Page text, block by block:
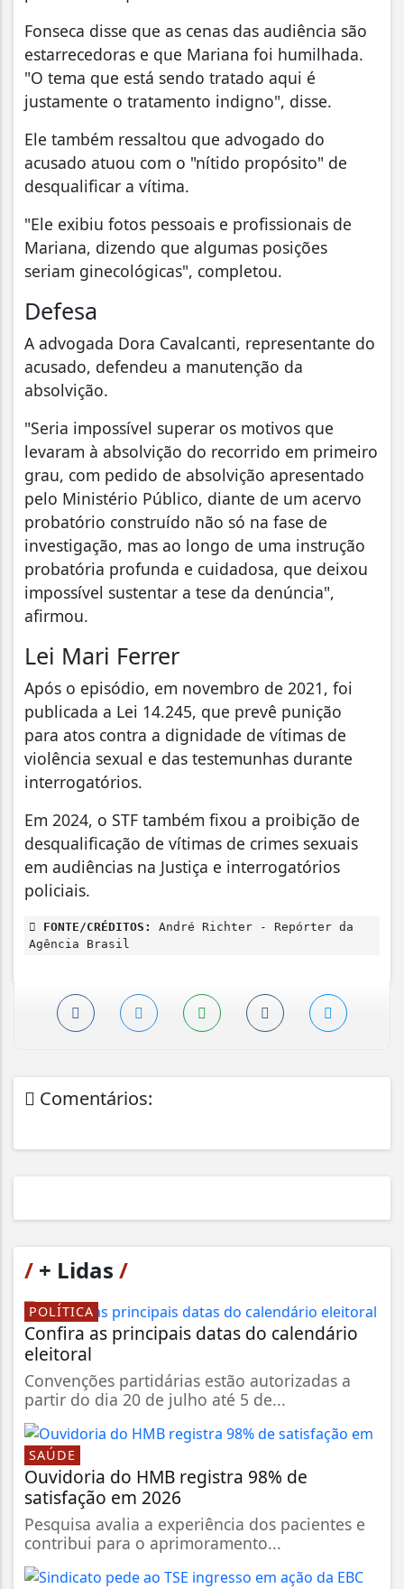
Fonseca disse que as cenas das audiência são
estarrecedoras e que Mariana foi humilhada.
"O tema que está sendo tratado aqui é
justamente o tratamento indigno", disse.
Ele também ressaltou que advogado do
acusado atuou com o "nítido propósito" de
desqualificar a vítima.
"Ele exibiu fotos pessoais e profissionais de
Mariana, dizendo que algumas posições
seriam ginecológicas", completou.
Defesa
A advogada Dora Cavalcanti, representante do
acusado, defendeu a manutenção da
absolvição.
"Seria impossível superar os motivos que
levaram à absolvição do recorrido em primeiro
grau, com pedido de absolvição apresentado
pelo Ministério Público, diante de um acervo
probatório construído não só na fase de
investigação, mas ao longo de uma instrução
probatória profunda e cuidadosa, que deixou
impossível sustentar a tese da denúncia",
afirmou.
Lei Mari Ferrer
Após o episódio, em novembro de 2021, foi
publicada a Lei 14.245, que prevê punição
para atos contra a dignidade de vítimas de
violência sexual e das testemunhas durante
interrogatórios.
Em 2024, o STF também fixou a proibição de
desqualificação de vítimas de crimes sexuais
em audiências na Justiça e interrogatórios
policiais.
FONTE/CRÉDITOS:
André Richter - Repórter da
Agência Brasil
Comentários:
/ + Lidas /
POLÍTICA
Confira as principais datas do calendário
eleitoral
Convenções partidárias estão autorizadas a
partir do dia 20 de julho até 5 de...
SAÚDE
Ouvidoria do HMB registra 98% de
satisfação em 2026
Pesquisa avalia a experiência dos pacientes e
contribui para o aprimoramento...